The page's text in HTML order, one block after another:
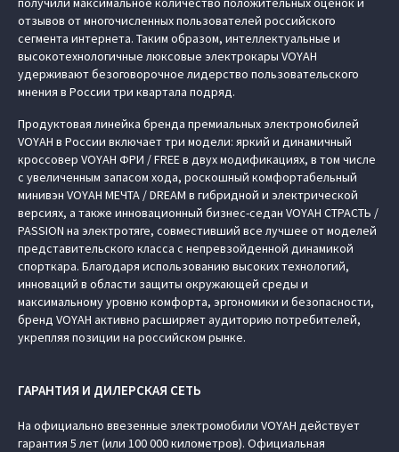
отзывов от многочисленных пользователей российского
сегмента интернета. Таким образом, интеллектуальные и
высокотехнологичные люксовые электрокары VOYAH
удерживают безоговорочное лидерство пользовательского
мнения в России три квартала подряд.
Продуктовая линейка бренда премиальных электромобилей
VOYAH в России включает три модели: яркий и динамичный
кроссовер VOYAH ФРИ / FREE в двух модификациях, в том числе
с увеличенным запасом хода, роскошный комфортабельный
минивэн VOYAH МЕЧТА / DREAM в гибридной и электрической
версиях, а также инновационный бизнес-седан VOYAH СТРАСТЬ /
PASSION на электротяге, совместивший все лучшее от моделей
представительского класса с непревзойденной динамикой
спорткара. Благодаря использованию высоких технологий,
инноваций в области защиты окружающей среды и
максимальному уровню комфорта, эргономики и безопасности,
бренд VOYAH активно расширяет аудиторию потребителей,
укрепляя позиции на российском рынке.
ГАРАНТИЯ И ДИЛЕРСКАЯ СЕТЬ
На официально ввезенные электромобили VOYAH действует
гарантия 5 лет (или 100 000 километров). Официальная